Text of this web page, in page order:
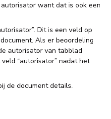
want dat is ook een
Dit is een veld op
Als er beoordeling
autorisator van tabblad
“autorisator” nadat het
de document details.